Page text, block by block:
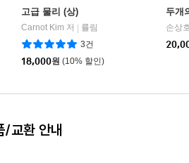
고급 물리 (상)
Carnot Kim 저
률림
3건
18,000원 (10% 할인)
두개
손상
교환 안내